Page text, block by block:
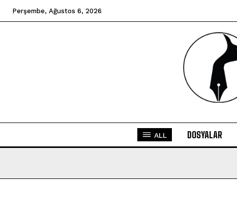
Perşembe, Ağustos 6, 2026
ALL DOSYALAR